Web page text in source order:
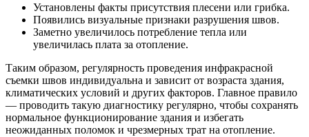
Установлены факты присутствия плесени или грибка.
Появились визуальные признаки разрушения швов.
Заметно увеличилось потребление тепла или
увеличилась плата за отопление.
Таким образом, регулярность проведения инфракрасной
съемки швов индивидуальна и зависит от возраста здания,
климатических условий и других факторов. Главное правило
— проводить такую диагностику регулярно, чтобы сохранять
нормальное функционирование здания и избегать
неожиданных поломок и чрезмерных трат на отопление.